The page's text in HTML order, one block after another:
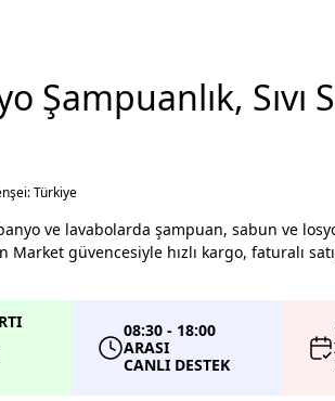
Şampuanlık, Sıvı
Türkiye
ve lavabolarda şampuan, sabun ve
güvencesiyle hızlı kargo, faturalı
08:30 - 18:00
ARASI
CANLI DESTEK